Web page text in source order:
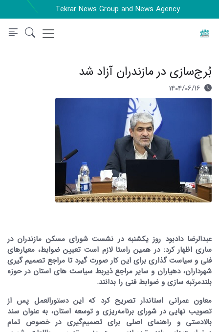
Tekrar News Group and News Agency
بُرج‌سازی در مازندران آزاد شد
1404/06/16
عبدالرضا دادبود روز یکشنبه در نشست شورای مسکن مازندران در
ساری اظهار کرد: در همین راستا لازم است تعیین ضوابط، معیارهای
فنی و سیاست گذاری برای این کار صورت گیرد تا مراجع تصمیم گیری
شهرداران، دهیاران و سایر مراجع ذیربط سیاست های استان در حوزه
بلندمرتبه سازی و ضوابط فنی را بدانند.
معاون عمرانی استاندار تصریح کرد که این دستورالعمل پس از
تصویب نهایی در شورای برنامه‌ریزی و توسعه استان، به عنوان سند
بالادستی و راهنمای اصلی برای تصمیم‌گیری در خصوص تمام